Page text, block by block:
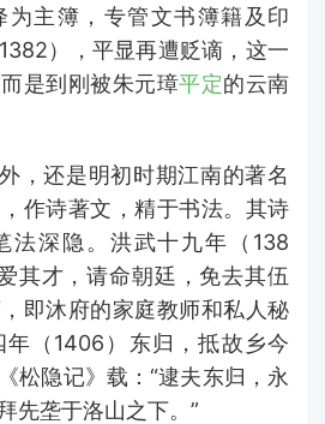
n
为主簿，专管文书簿籍及印
），平显再遭贬谪，这一
是到刚被朱元璋平定的云南
，还是明初时期江南的著名
作诗著文，精于书法。其诗
法深隐。洪武十九年（138
其才，请命朝廷，免去其伍
即沐府的家庭教师和私人秘
（1406）东归，抵故乡今
松隐记》载：“逮夫东归，永
先垄于洛山之下。”